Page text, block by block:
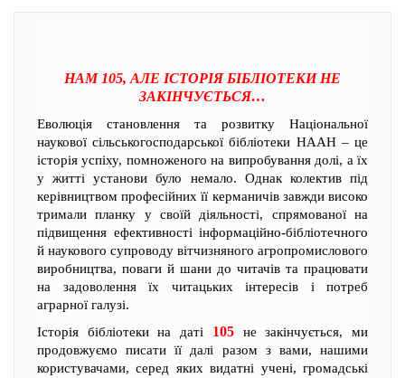
НАМ 105, АЛЕ ІСТОРІЯ БІБЛІОТЕКИ НЕ
ЗАКІНЧУЄТЬСЯ…
Еволюція становлення та розвитку Національної
наукової сільськогосподарської бібліотеки НААН – це
історія успіху, помноженого на випробування долі, а їх
у житті установи було немало. Однак колектив під
керівництвом професійних її керманичів завжди високо
тримали планку у своїй діяльності, спрямованої на
підвищення ефективності інформаційно-бібліотечного
й наукового супроводу вітчизняного агропромислового
виробництва, поваги й шани до читачів та працювати
на задоволення їх читацьких інтересів і потреб
аграрної галузі.
Історія бібліотеки на даті 105не закінчується, ми
продовжуємо писати її далі разом з вами, нашими
користувачами, серед яких видатні учені, громадські